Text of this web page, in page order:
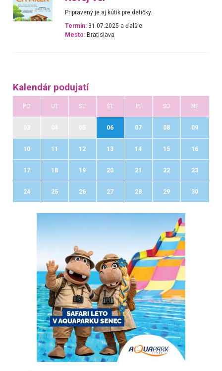
Pripravený je aj kútik pre detičky.
Termín: 31.07.2025 a ďalšie
Mesto: Bratislava
Kalendár podujatí
PO UT ST ŠT PI SO NE
06 07 08 09
10 11 12 13 14 15 16
17 18 19 20 21 22 23
24 25 26 27 28 29 30